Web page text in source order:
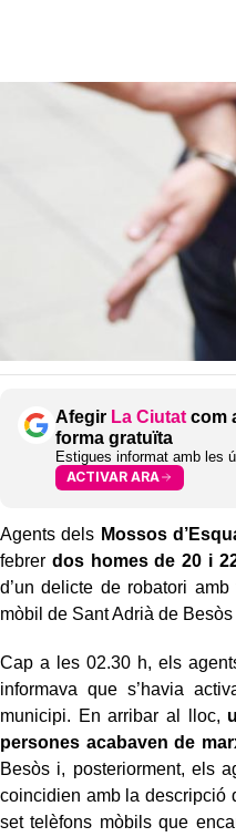
Afegir La Ciutat com
forma gratuïta
Estigues informat amb les
ACTIVAR ARA
Agents dels Mossos
febrer dos homes de 20 i
d’un delicte de robatori
mòbil de Sant Adrià de
Cap a les 02.30 h, els
informava que s’havia
municipi. En arribar al lloc,
persones acabaven de
Besòs i, posteriorment, els
coincidien amb la descripció
set telèfons mòbils que